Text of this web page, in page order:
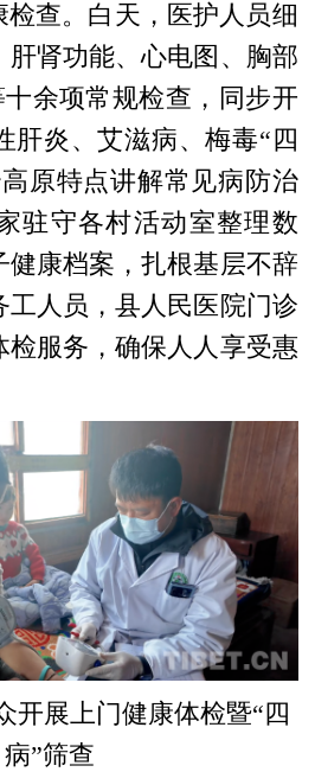
检查。白天，医护人员细
肝肾功能、心电图、胸部
余项常规检查，同步开
肝炎、艾滋病、梅毒“四
原特点讲解常见病防治
驻守各村活动室整理数
健康档案，扎根基层不辞
工人员，县人民医院门诊
检服务，确保人人享受惠
开展上门健康体检暨“四
病”筛查